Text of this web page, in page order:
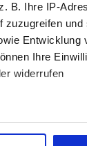
B. Ihre IP-
Entwicklung
Ihre
widerrufen
Meter